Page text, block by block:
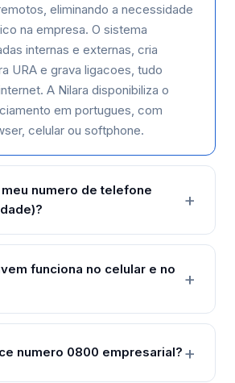
eliminando a necessidade
na empresa. O sistema
internas e externas, cria
URA e grava ligacoes, tudo
A Nilara disponibiliza o
em portugues, com
celular ou softphone.
numero de telefone
funciona no celular e no
numero 0800 empresarial?